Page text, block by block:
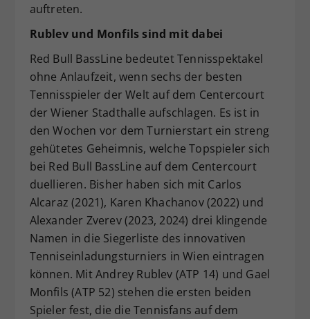
auftreten.
Rublev und Monfils sind mit dabei
Red Bull BassLine bedeutet Tennisspektakel
ohne Anlaufzeit, wenn sechs der besten
Tennisspieler der Welt auf dem Centercourt
der Wiener Stadthalle aufschlagen. Es ist in
den Wochen vor dem Turnierstart ein streng
gehütetes Geheimnis, welche Topspieler sich
bei Red Bull BassLine auf dem Centercourt
duellieren. Bisher haben sich mit Carlos
Alcaraz (2021), Karen Khachanov (2022) und
Alexander Zverev (2023, 2024) drei klingende
Namen in die Siegerliste des innovativen
Tenniseinladungsturniers in Wien eintragen
können. Mit Andrey Rublev (ATP 14) und Gael
Monfils (ATP 52) stehen die ersten beiden
Spieler fest, die die Tennisfans auf dem